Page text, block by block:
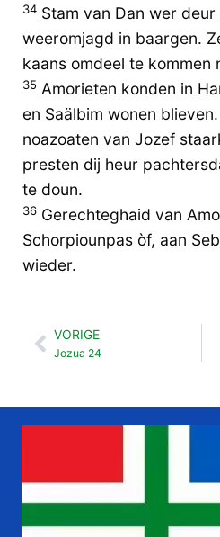
34 Stam van Dan wer deur
weeromjagd in baargen.
kaans omdeel te kommen
35 Amorieten konden in
en Saälbim wonen
noazoaten van Jozef
presten dij heur
te doun.
36 Gerechteghaid van
Schorpiounpas òf, aan
wieder.
Vorige
VORIGE
Jozua 24